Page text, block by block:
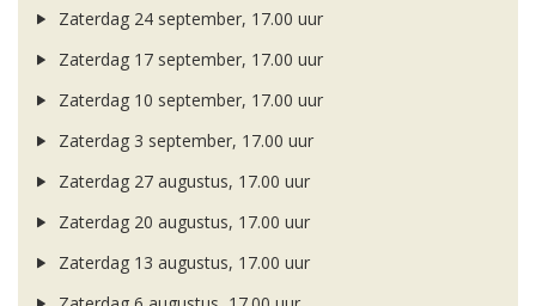
Zaterdag 24 september, 17.00 uur
Zaterdag 17 september, 17.00 uur
Zaterdag 10 september, 17.00 uur
Zaterdag 3 september, 17.00 uur
Zaterdag 27 augustus, 17.00 uur
Zaterdag 20 augustus, 17.00 uur
Zaterdag 13 augustus, 17.00 uur